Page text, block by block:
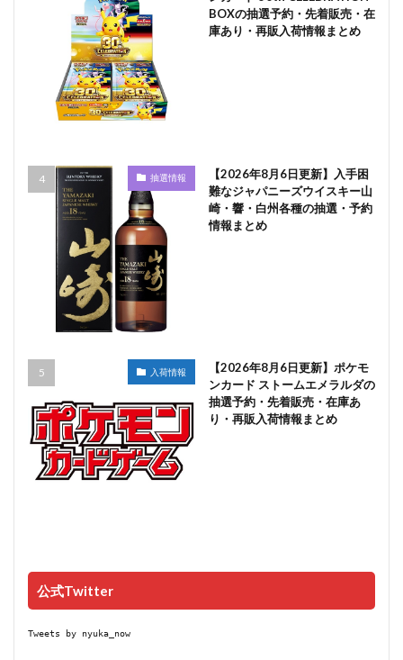
BOXの抽選予約・先着販売・在
庫あり・再販入荷情報まとめ
抽選情報
【2026年8月6日更新】入手困
難なジャパニーズウイスキー山
崎・響・白州各種の抽選・予約
情報まとめ
入荷情報
【2026年8月6日更新】ポケモ
ンカード ストームエメラルダの
抽選予約・先着販売・在庫あ
り・再販入荷情報まとめ
公式Twitter
Tweets by nyuka_now